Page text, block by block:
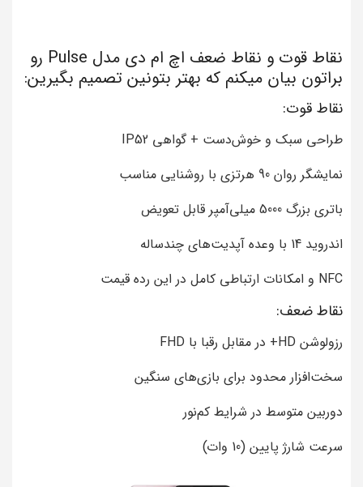
نقاط قوت و نقاط ضعف اچ ام دی مدل Pulse رو
براتون بیان میکنم که بهتر بتونین تصمیم بگیرین:
نقاط قوت:
طراحی سبک و خوش‌دست + گواهی IP52
نمایشگر روان 90 هرتزی با روشنایی مناسب
باتری بزرگ 5000 میلی‌آمپر قابل تعویض
اندروید 14 با وعده آپدیت‌های چندساله
NFC و امکانات ارتباطی کامل در این رده قیمت
نقاط ضعف:
رزولوشن HD+ در مقابل رقبا با FHD
سخت‌افزار محدود برای بازی‌های سنگین
دوربین متوسط در شرایط کم‌نور
سرعت شارژ پایین (10 وات)